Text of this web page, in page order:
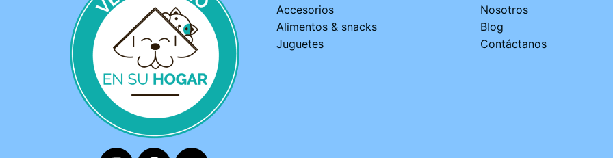
Accesorios
Alimentos & snacks
Juguetes
Nosotros
Blog
Contáctanos